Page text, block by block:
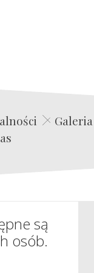
Film Agencja Aktorska
Galeria
są
osób.